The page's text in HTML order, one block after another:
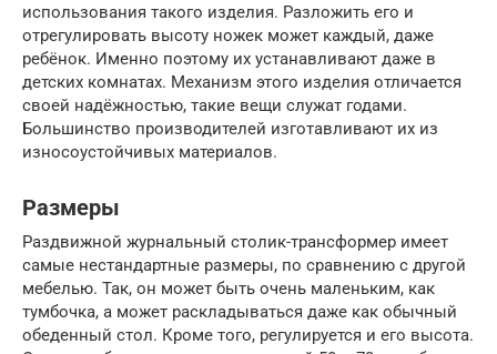
использования такого изделия. Разложить его и
отрегулировать высоту ножек может каждый, даже
ребёнок. Именно поэтому их устанавливают даже в
детских комнатах. Механизм этого изделия отличается
своей надёжностью, такие вещи служат годами.
Большинство производителей изготавливают их из
износоустойчивых материалов.
Размеры
Раздвижной журнальный столик-трансформер имеет
самые нестандартные размеры, по сравнению с другой
мебелью. Так, он может быть очень маленьким, как
тумбочка, а может раскладываться даже как обычный
обеденный стол. Кроме того, регулируется и его высота.